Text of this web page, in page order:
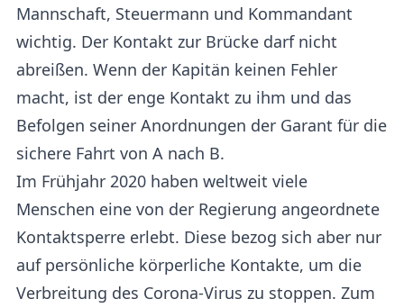
Mannschaft, Steuermann und Kommandant
wichtig. Der Kontakt zur Brücke darf nicht
abreißen. Wenn der Kapitän keinen Fehler
macht, ist der enge Kontakt zu ihm und das
Befolgen seiner Anordnungen der Garant für die
sichere Fahrt von A nach B.
Im Frühjahr 2020 haben weltweit viele
Menschen eine von der Regierung angeordnete
Kontaktsperre erlebt. Diese bezog sich aber nur
auf persönliche körperliche Kontakte, um die
Verbreitung des Corona-Virus zu stoppen. Zum